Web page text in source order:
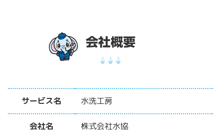
サービス名 水洗工房
会社名 株式会社水協